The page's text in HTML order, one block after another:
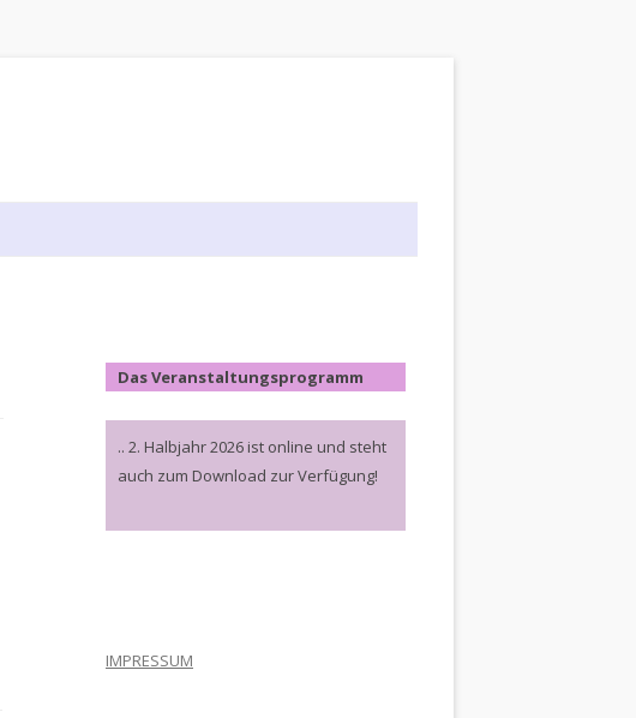
Das Veranstaltungsprogramm
.. 2. Halbjahr 2026 ist online und steht
auch zum Download zur Verfügung!
IMPRESSUM